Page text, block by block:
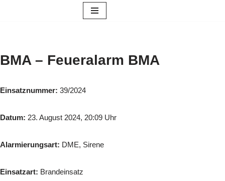
BMA – Feueralarm BMA
Einsatznummer: 39/2024
Datum: 23. August 2024, 20:09 Uhr
Alarmierungsart: DME, Sirene
Einsatzart: Brandeinsatz